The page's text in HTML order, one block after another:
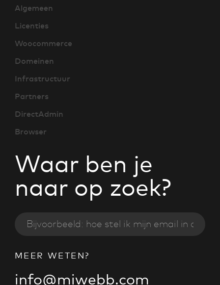
Waar ben je
naar op zoek?
Algemeen
Licenties
Woocommerce
Domeinen
Infrastructuur
Partners
DirectAdmin
Browser
MEER WETEN?
info@miwebb.com